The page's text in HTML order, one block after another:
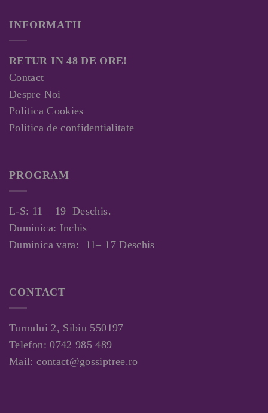
INFORMATII
RETUR IN 48 DE ORE!
Contact
Despre Noi
Politica Cookies
Politica de confidentialitate
PROGRAM
L-S: 11 – 19 Deschis.
Duminica: Inchis
Duminica vara: 11– 17 Deschis
CONTACT
Turnului 2, Sibiu 550197
Telefon:0742 985 489
Mail:contact@gossiptree.ro